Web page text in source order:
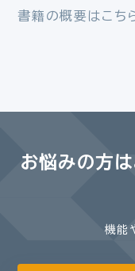
書籍の概要はこち
お悩みの方は
機能